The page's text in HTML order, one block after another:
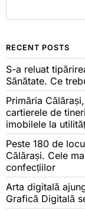
RECENT POSTS
S-a reluat
Sănătate. Ce
Primăria
cartierele de
imobilele la
Peste 180 de
Călărași. Cele
confecțiilor
Arta digitală
Grafică Digitală